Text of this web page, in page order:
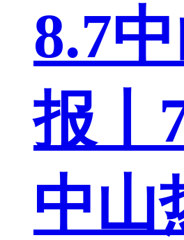
8.7
报丨
中山